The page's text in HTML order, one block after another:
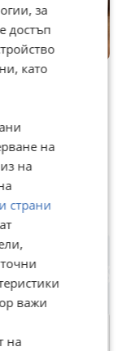
Продава 1-СТАЕН,
126 000 €
246 434,58 лв
за
достъп
като
на
на
страни
важи
на